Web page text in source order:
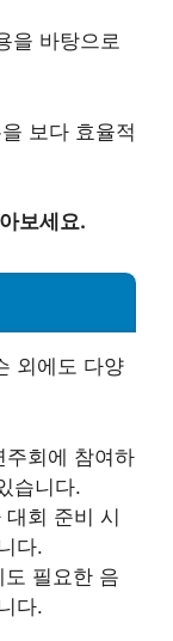
을 바탕으로
보다 효율적
보세요.
외에도 다양
주회에 참여하
습니다.
회 준비 시
다.
필요한 음
다.